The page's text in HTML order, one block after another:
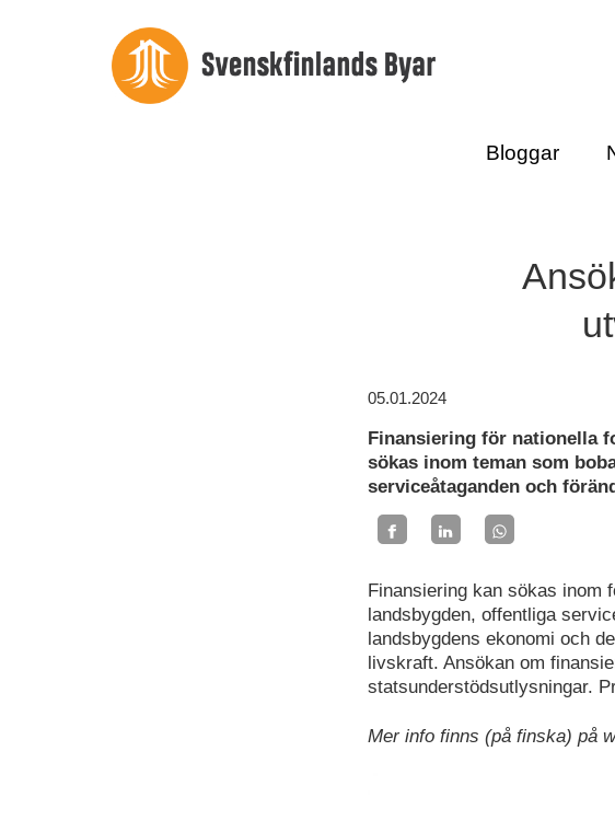
Bloggar
05.01.2024
Finansiering för nationella
sökas inom teman som
serviceåtaganden och
Finansiering kan sökas inom
landsbygden, offentliga
landsbygdens ekonomi och
livskraft. Ansökan om
statsunderstödsutlysningar.
Mer info finns (på finska) på